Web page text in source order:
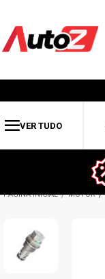
VER TUDO
MOTOR